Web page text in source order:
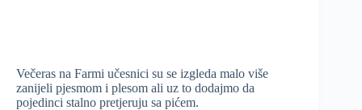
Večeras na Farmi učesnici su se izgleda malo više
zanijeli pjesmom i plesom ali uz to dodajmo da
pojedinci stalno pretjeruju sa pićem.